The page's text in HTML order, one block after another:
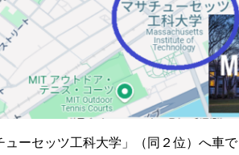
ーセッツ工科大学」（同２位）へ車